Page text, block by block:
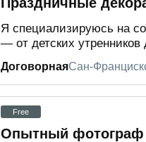
Я специализируюсь на
— от детских
ДоговорнаяСан-
Free
Опытный фотограф